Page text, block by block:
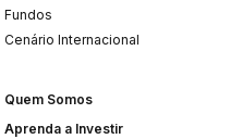
Fundos
Cenário Internacional
Quem Somos
Aprenda a Investir